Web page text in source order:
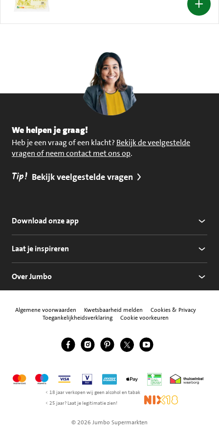
We helpen je graag!
Heb je een vraag of een klacht? Bekijk de veelgestelde
vragen of neem contact met ons op.
Tip! Bekijk veelgestelde vragen
Download onze app
Laat je inspireren
Over Jumbo
Algemene voorwaarden Kwetsbaarheid melden
Cookies & Privacy
Toegankelijkheidsverklaring
Cookie voorkeuren
Volg ons
Jumbo Facebook
Jumbo Instagram
Jumbo Pinterest
Jumbo Twitter
Jumbo YouTube
MastercardMaestroVisa Vpay American Express
Apple Pay Thuiswinkel
< 18 jaar verkopen wij geen alcohol en tabak
< 25 jaar? Laat je legitimatie zien!
NIX18
© 2026 Jumbo Supermarkten